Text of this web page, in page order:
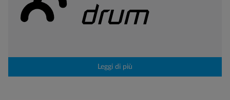
Leggi di più